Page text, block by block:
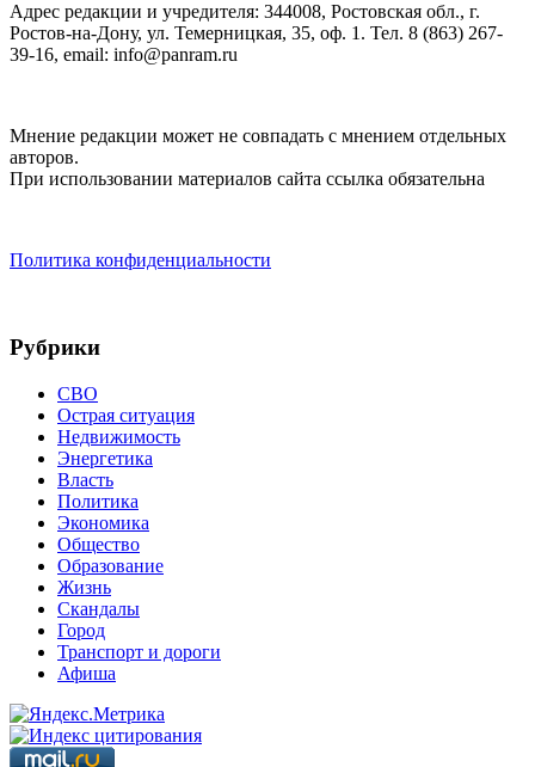
Адрес редакции и учредителя: 344008, Ростовская обл., г.
Ростов-на-Дону, ул. Темерницкая, 35, оф. 1. Тел. 8 (863) 267-
39-16, email: info@panram.ru
Мнение редакции может не совпадать с мнением отдельных
авторов.
При использовании материалов сайта ссылка обязательна
Политика конфиденциальности
Рубрики
СВО
Острая ситуация
Недвижимость
Энергетика
Власть
Политика
Экономика
Общество
Образование
Жизнь
Скандалы
Город
Транспорт и дороги
Афиша